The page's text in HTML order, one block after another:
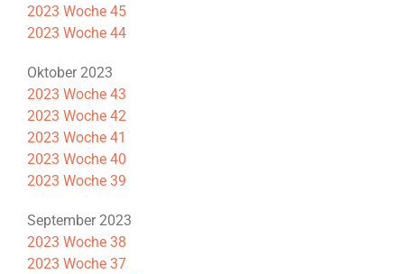
2023 Woche 45
2023 Woche 44
Oktober 2023
2023 Woche 43
2023 Woche 42
2023 Woche 41
2023 Woche 40
2023 Woche 39
September 2023
2023 Woche 38
2023 Woche 37